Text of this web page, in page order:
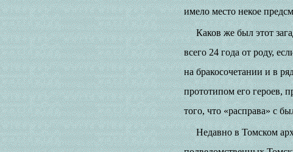
имело место некое
Каков же был этот
всего 24 года от роду,
на бракосочетании и в
прототипом его героев,
того, что «расправа» с
Недавно в Томском